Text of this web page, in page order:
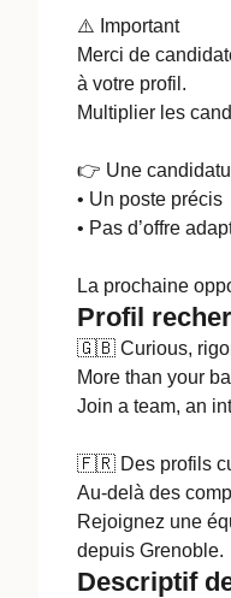
⚠️ Important
Merci de
à votre profil.
Multiplier les
👉 Une
• Un poste
• Pas d’offre
La prochaine
Profil
🇬🇧 Curious,
More than your
Join a team, an
🇫🇷 Des profils
Au-delà des
Rejoignez une
depuis Grenoble.
Descriptif